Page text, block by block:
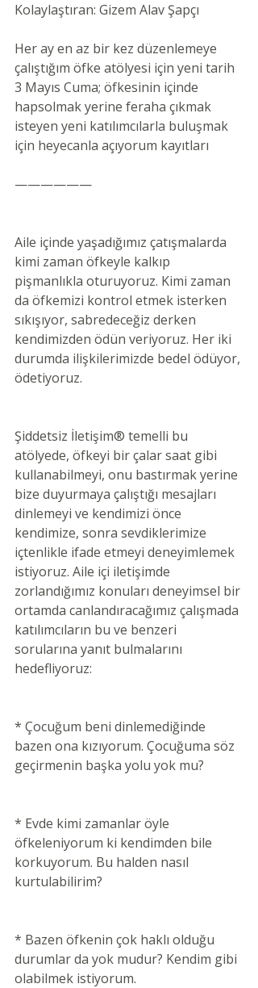
Kolaylaştıran: Gizem Alav Şapçı
Her ay en az bir kez düzenlemeye
çalıştığım öfke atölyesi için yeni tarih
3 Mayıs Cuma; öfkesinin içinde
hapsolmak yerine feraha çıkmak
isteyen yeni katılımcılarla buluşmak
için heyecanla açıyorum kayıtları
——————
Aile içinde yaşadığımız çatışmalarda
kimi zaman öfkeyle kalkıp
pişmanlıkla oturuyoruz. Kimi zaman
da öfkemizi kontrol etmek isterken
sıkışıyor, sabredeceğiz derken
kendimizden ödün veriyoruz. Her iki
durumda ilişkilerimizde bedel ödüyor,
ödetiyoruz.
Şiddetsiz İletişim® temelli bu
atölyede, öfkeyi bir çalar saat gibi
kullanabilmeyi, onu bastırmak yerine
bize duyurmaya çalıştığı mesajları
dinlemeyi ve kendimizi önce
kendimize, sonra sevdiklerimize
içtenlikle ifade etmeyi deneyimlemek
istiyoruz. Aile içi iletişimde
zorlandığımız konuları deneyimsel bir
ortamda canlandıracağımız çalışmada
katılımcıların bu ve benzeri
sorularına yanıt bulmalarını
hedefliyoruz:
* Çocuğum beni dinlemediğinde
bazen ona kızıyorum. Çocuğuma söz
geçirmenin başka yolu yok mu?
* Evde kimi zamanlar öyle
öfkeleniyorum ki kendimden bile
korkuyorum. Bu halden nasıl
kurtulabilirim?
* Bazen öfkenin çok haklı olduğu
durumlar da yok mudur? Kendim gibi
olabilmek istiyorum.